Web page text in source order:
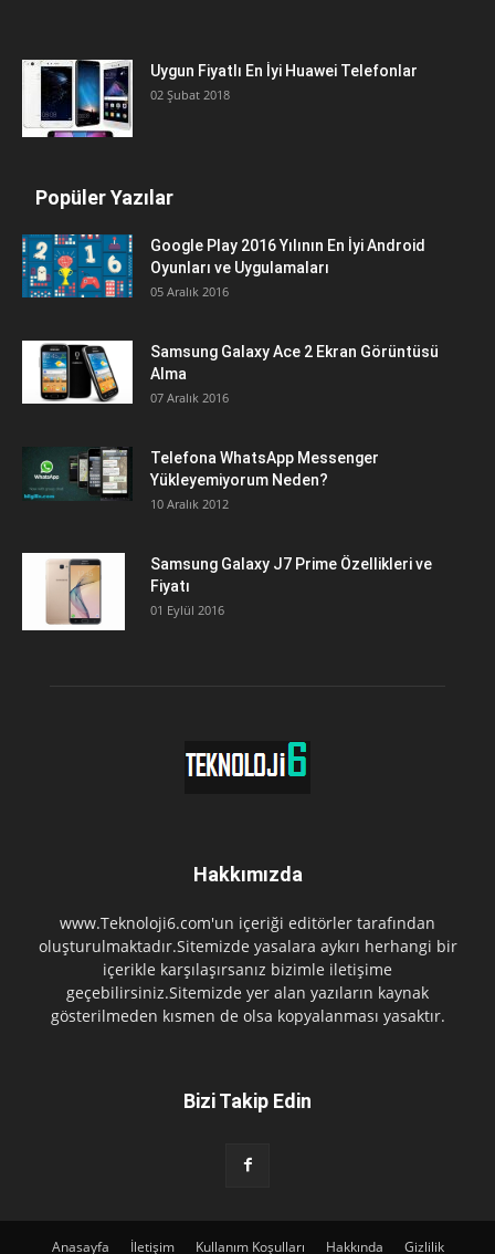
Uygun Fiyatlı En İyi Huawei Telefonlar
02 Şubat 2018
Popüler Yazılar
Google Play 2016 Yılının En İyi Android
Oyunları ve Uygulamaları
05 Aralık 2016
Samsung Galaxy Ace 2 Ekran Görüntüsü
Alma
07 Aralık 2016
Telefona WhatsApp Messenger
Yükleyemiyorum Neden?
10 Aralık 2012
Samsung Galaxy J7 Prime Özellikleri ve
Fiyatı
01 Eylül 2016
Hakkımızda
www.Teknoloji6.com'un içeriği editörler tarafından
oluşturulmaktadır.Sitemizde yasalara aykırı herhangi bir
içerikle karşılaşırsanız bizimle iletişime
geçebilirsiniz.Sitemizde yer alan yazıların kaynak
gösterilmeden kısmen de olsa kopyalanması yasaktır.
Bizi Takip Edin
Anasayfa İletişim Kullanım Koşulları Hakkında Gizlilik